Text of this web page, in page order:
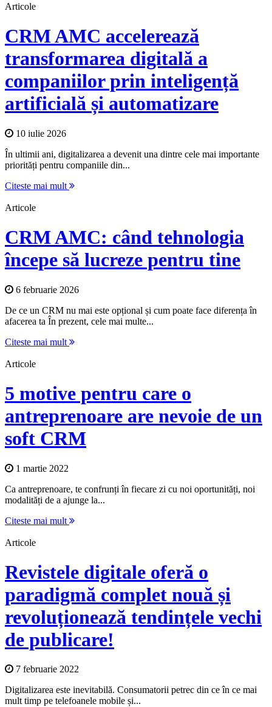
Articole
CRM AMC accelerează
transformarea digitală a
companiilor prin inteligență
artificială și automatizare
10 iulie 2026
În ultimii ani, digitalizarea a devenit una dintre cele mai importante
priorități pentru companiile din...
Citeste mai mult
Articole
CRM AMC: când tehnologia
începe să lucreze pentru tine
6 februarie 2026
De ce un CRM nu mai este opțional și cum poate face diferența în
afacerea ta În prezent, cele mai multe...
Citeste mai mult
Articole
5 motive pentru care o
antreprenoare are nevoie de un
soft CRM
1 martie 2022
Ca antreprenoare, te confrunți în fiecare zi cu noi oportunități, noi
modalități de a ajunge la...
Citeste mai mult
Articole
Revistele digitale oferă o
paradigmă complet nouă și
revoluționează tendințele vechi
de publicare!
7 februarie 2022
Digitalizarea este inevitabilă. Consumatorii petrec din ce în ce mai
mult timp pe telefoanele mobile și...